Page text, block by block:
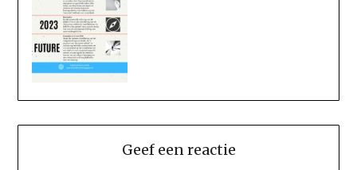
Geef een reactie